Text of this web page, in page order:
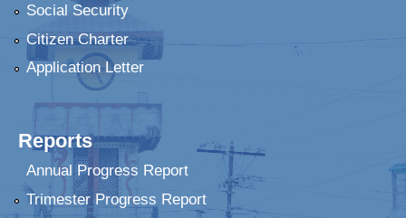
Social Security
Citizen Charter
Application Letter
Reports
Annual Progress Report
Trimester Progress Report